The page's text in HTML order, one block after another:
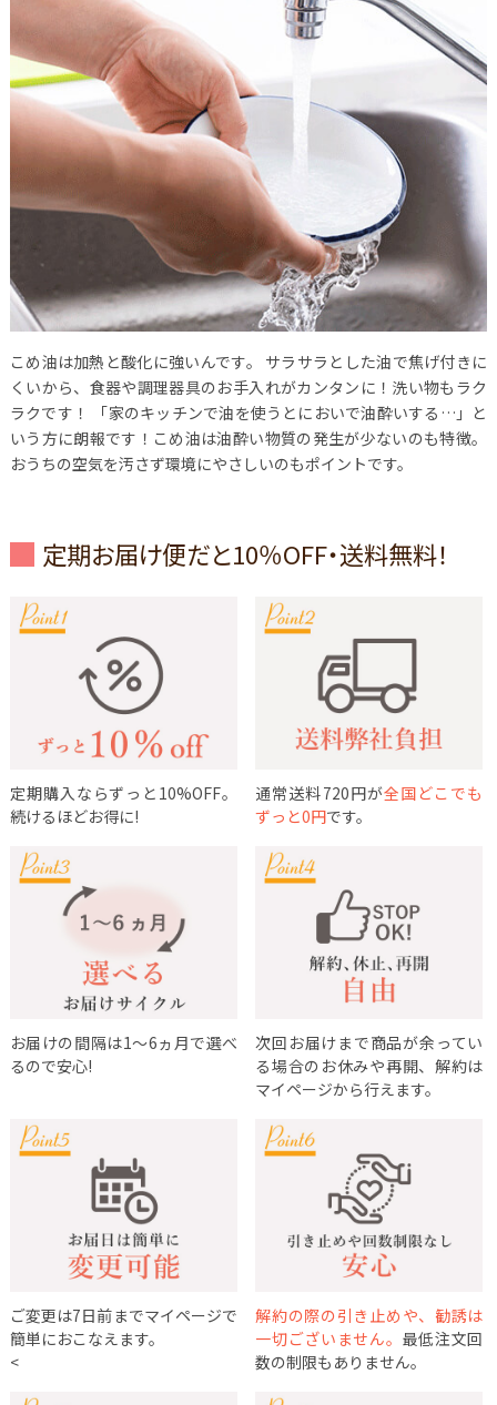
こめ油は加熱と酸化に強いんです。
サラサラとした油で焦げ付きに
くいから、食器や調理器具のお手入れがカンタンに！洗い物もラク
ラクです！
「家のキッチンで油を使うとにおいで油酔いする…」と
いう方に朗報です！こめ油は油酔い物質の発生が少ないのも特徴。
おうちの空気を汚さず環境にやさしいのもポイントです。
定期お届け便だと10％OFF・送料無料！
定期購入ならずっと10%OFF。
続けるほどお得に!
通常送料720円が全国どこでも
ずっと0円です。
お届けの間隔は1～6ヵ月で選べ
るので安心!
次回お届けまで商品が余ってい
る場合のお休みや再開、解約は
マイページから行えます。
ご変更は7日前までマイページで
簡単におこなえます。
<
解約の際の引き止めや、勧誘は
一切ございません。 最低注文回
数の制限もありません。